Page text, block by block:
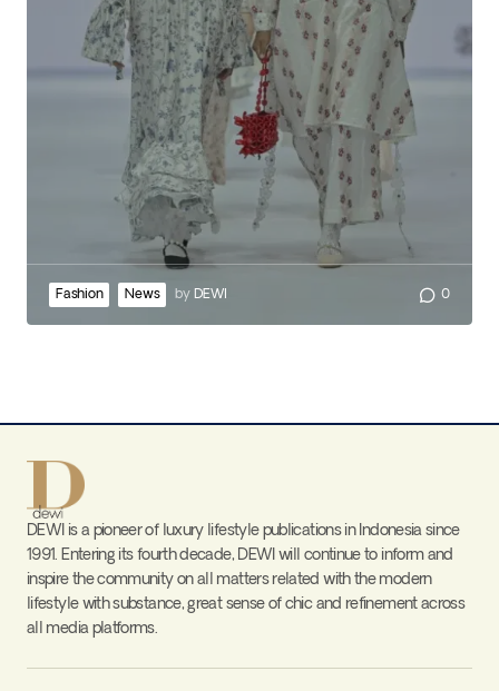
Fashion News by DEWI 0
DEWI is a pioneer of luxury lifestyle publications in Indonesia since
1991. Entering its fourth decade, DEWI will continue to inform and
inspire the community on all matters related with the modern
lifestyle with substance, great sense of chic and refinement across
all media platforms.